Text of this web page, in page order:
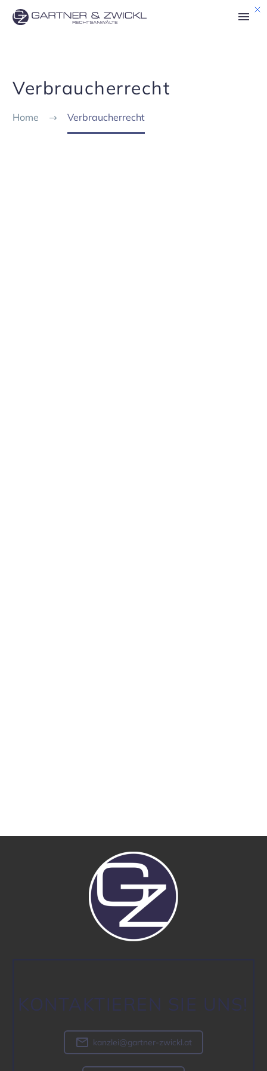
Verbraucherrecht
Home Verbraucherrecht
KONTAK­TIEREN SIE UNS!
 kanzlei@gartner-zwickl.at